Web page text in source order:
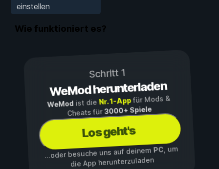
einstellen
Wie funktioniert es?
Schritt 1
WeMod herunterladen
WeMod ist die Nr. 1-Appfür Mods &
Cheats für3000+ Spiele
Los geht's
...oder besuche uns auf deinemPC, um
die App herunterzuladen